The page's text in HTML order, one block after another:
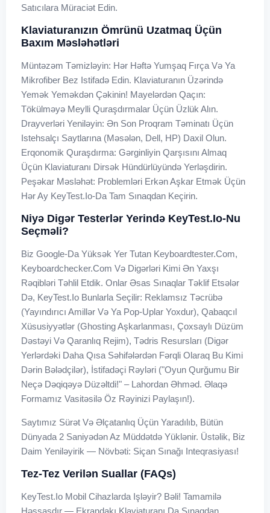
Satıcılara Müraciət Edin.
Klaviaturanızın Ömrünü Uzatmaq Üçün
Baxım Məsləhətləri
Müntəzəm Təmizləyin: Hər Həftə Yumşaq Fırça Və Ya
Mikrofiber Bez Istifadə Edin. Klaviaturanın Üzərində
Yemək Yeməkdən Çəkinin! Mayelərdən Qaçın:
Tökülməyə Meylli Quraşdırmalar Üçün Üzlük Alın.
Drayverləri Yeniləyin: Ən Son Proqram Təminatı Üçün
Istehsalçı Saytlarına (məsələn, Dell, HP) Daxil Olun.
Erqonomik Quraşdırma: Gərginliyin Qarşısını Almaq
Üçün Klaviaturanı Dirsək Hündürlüyündə Yerləşdirin.
Peşəkar Məsləhət: Problemləri Erkən Aşkar Etmək Üçün
Hər Ay KeyTest.io-Da Tam Sınaqdan Keçirin.
Niyə Digər Testerlər Yerində KeyTest.io-Nu
Seçməli?
Biz Google-Da Yüksək Yer Tutan Keyboardtester.com,
Keyboardchecker.com Və Digərləri Kimi Ən Yaxşı
Rəqibləri Təhlil Etdik. Onlar Əsas Sınaqlar Təklif Etsələr
Də, KeyTest.io Bunlarla Seçilir: Reklamsız Təcrübə
(Yayındırıcı Amillər Və Ya Pop-Uplar Yoxdur), Qabaqcıl
Xüsusiyyətlər (Ghosting Aşkarlanması, Çoxsaylı Düzüm
Dəstəyi Və Qaranlıq Rejim), Tədris Resursları (Digər
Yerlərdəki Daha Qısa Səhifələrdən Fərqli Olaraq Bu Kimi
Dərin Bələdçilər), İstifadəçi Rəyləri ("Oyun Qurğumu Bir
Neçə Dəqiqəyə Düzəltdi!" – Lahordan Əhməd. Əlaqə
Formamız Vasitəsilə Öz Rəyinizi Paylaşın!).
Saytımız Sürət Və Əlçatanlıq Üçün Yaradılıb, Bütün
Dünyada 2 Saniyədən Az Müddətdə Yüklənir. Üstəlik, Biz
Daim Yeniləyirik — Növbəti: Siçan Sınağı Inteqrasiyası!
Tez-Tez Verilən Suallar (FAQs)
KeyTest.io Mobil Cihazlarda Işləyir? Bəli! Tamamilə